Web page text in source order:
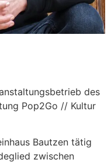
des
Pop2Go // Kultur
Bautzen tätig
zwischen